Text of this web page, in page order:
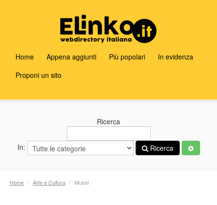
Home Appena aggiunti Più popolari
In evidenza
Proponi un sito
Ricerca
In: Ricerca
Home / Arte e Cultura / Musei